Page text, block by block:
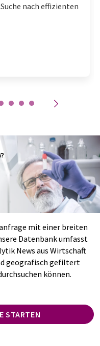
nach effizienten
mit einer breiten
Datenbank umfasst
News aus Wirtschaft
geografisch gefiltert
können.
STARTEN